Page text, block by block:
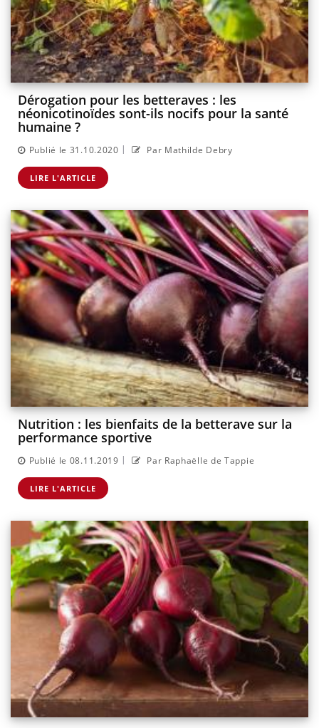
Dérogation pour les betteraves : les
néonicotinoïdes sont-ils nocifs pour la santé
humaine ?
Publié le 31.10.2020 | Par Mathilde Debry
LIRE L'ARTICLE
Nutrition : les bienfaits de la betterave sur la
performance sportive
Publié le 08.11.2019 | Par Raphaëlle de Tappie
LIRE L'ARTICLE